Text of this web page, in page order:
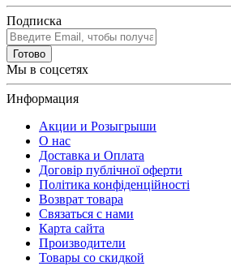
Подписка
Готово
Мы в соцсетях
Информация
Акции и Розыгрыши
О нас
Доставка и Оплата
Договір публічної оферти
Політика конфіденційності
Возврат товара
Связаться с нами
Карта сайта
Производители
Товары со скидкой